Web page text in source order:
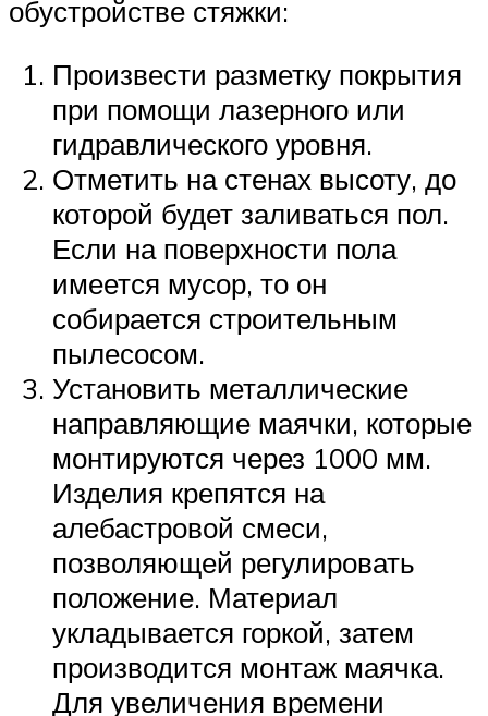
обустройстве стяжки:
Произвести разметку покрытия
при помощи лазерного или
гидравлического уровня.
Отметить на стенах высоту, до
которой будет заливаться пол.
Если на поверхности пола
имеется мусор, то он
собирается строительным
пылесосом.
Установить металлические
направляющие маячки, которые
монтируются через 1000 мм.
Изделия крепятся на
алебастровой смеси,
позволяющей регулировать
положение. Материал
укладывается горкой, затем
производится монтаж маячка.
Для увеличения времени